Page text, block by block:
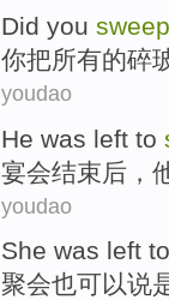
Did you sweep
你把所有的碎
youdao
He was left to
宴会结束后 ，
youdao
She was left to
聚会也可以说